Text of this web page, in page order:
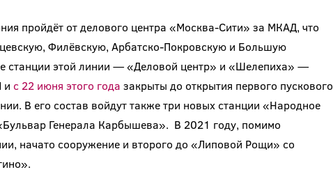
пройдёт от делового центра «Москва-Сити» за МКАД, что
Филёвскую, Арбатско-Покровскую и Большую
станции этой линии — «Деловой центр» и «Шелепиха» —
и с 22 июня этого года закрыты до открытия первого пускового
В его состав войдут также три новых станции «Народное
Генерала Карбышева». В 2021 году, помимо
начато сооружение и второго до «Липовой Рощи» со